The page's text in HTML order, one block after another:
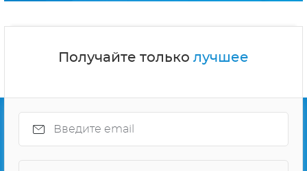
Получайте только лучшее